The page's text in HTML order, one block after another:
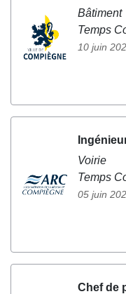
Bâtiment
Temps
10 juin
Voirie
Temps
05 juin
Chef de